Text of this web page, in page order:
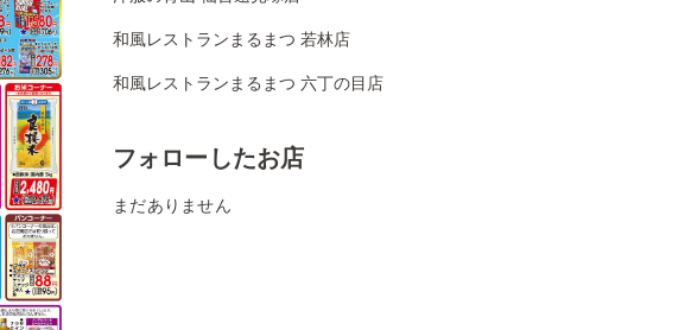
和風レストランまるまつ 若林店
和風レストランまるまつ 六丁の目店
フォローしたお店
まだありません